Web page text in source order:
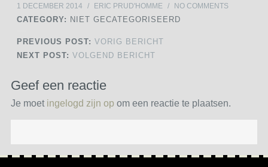
1 DECEMBER 2014 / ERIC PRUD'HOMME / NO COMMENTS
CATEGORY: NIET GECATEGORISEERD
PREVIOUS POST: VORIG BERICHT
NEXT POST: VOLGEND BERICHT
Geef een reactie
Je moet ingelogd zijn op om een reactie te plaatsen.